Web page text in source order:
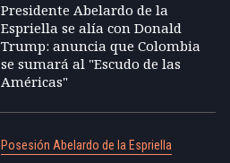
Presidente Abelardo de la
Espriella se alía con Donald
Trump: anuncia que Colombia
se sumará al "Escudo de las
Américas"
Posesión Abelardo de la Espriella